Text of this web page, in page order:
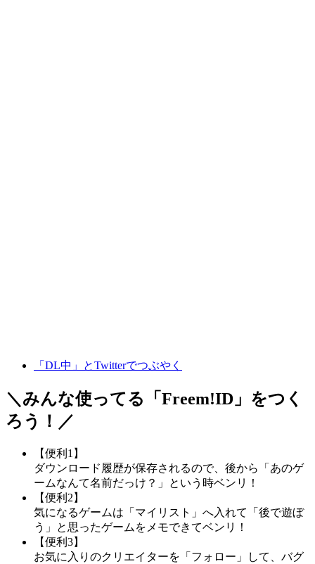
「DL中」とTwitterでつぶやく
＼みんな使ってる「 Freem!ID 」をつく
ろう！／
【便利1】
ダウンロード履歴が保存されるので、後から「あのゲ
ームなんて名前だっけ？」という時ベンリ！
【便利2】
気になるゲームは「マイリスト」へ入れて「後で遊ぼ
う」と思ったゲームをメモできてベンリ！
【便利3】
お気に入りのクリエイターを「フォロー」して、バグ